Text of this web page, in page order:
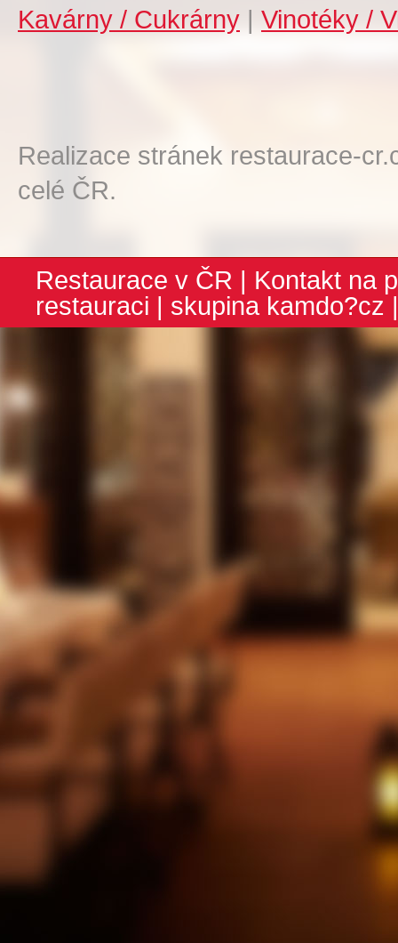
Kavárny / Cukrárny | Vinotéky /
Realizace stránek restaurace-
celé ČR.
Restaurace v ČR | Kontakt na
restauraci | skupina kamdo?cz |